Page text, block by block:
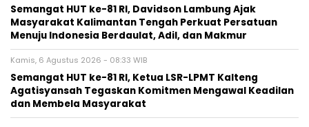
Semangat HUT ke-81 RI, Davidson Lambung Ajak
Masyarakat Kalimantan Tengah Perkuat Persatuan
Menuju Indonesia Berdaulat, Adil, dan Makmur
Kamis, 6 Agustus 2026 - 08:33 WIB
Semangat HUT ke-81 RI, Ketua LSR-LPMT Kalteng
Agatisyansah Tegaskan Komitmen Mengawal Keadilan
dan Membela Masyarakat